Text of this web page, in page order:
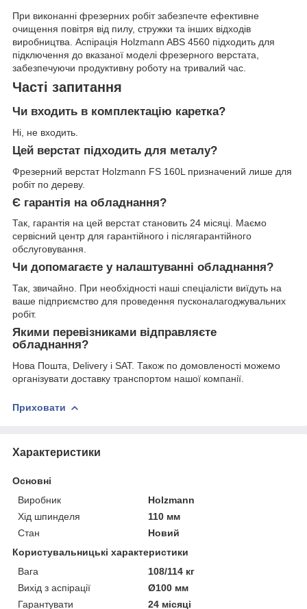
При виконанні фрезерних робіт забезпечте ефективне
очищення повітря від пилу, стружки та інших відходів
виробництва. Аспірація Holzmann ABS 4560 підходить для
підключення до вказаної моделі фрезерного верстата,
забезпечуючи продуктивну роботу на тривалий час.
Часті запитання
Чи входить в комплектацію каретка?
Ні, не входить.
Цей верстат підходить для металу?
Фрезерний верстат Holzmann FS 160L призначений лише для
робіт по дереву.
Є гарантія на обладнання?
Так, гарантія на цей верстат становить 24 місяці. Маємо
сервісний центр для гарантійного і післягарантійного
обслуговування.
Чи допомагаєте у налаштуванні обладнання?
Так, звичайно. При необхідності наші спеціалісти виїдуть на
ваше підприємство для проведення пусконалагоджувальних
робіт.
Якими перевізниками відправляєте
обладнання?
Нова Пошта, Delivery і SAT. Також по домовленості можемо
організувати доставку транспортом нашої компанії.
Приховати
Характеристики
Основні
Виробник
Holzmann
Хід шпинделя
110 мм
Стан
Новий
Користувальницькі характеристики
Вага
108/114 кг
Вихід з аспірації
Ø100 мм
Гарантувати
24 місяці